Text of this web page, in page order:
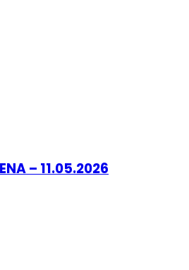
– 11.05.2026